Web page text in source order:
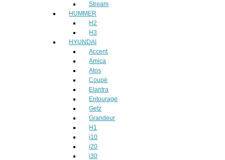
Stream
HUMMER
H2
H3
HYUNDAI
Accent
Amica
Atos
Coupé
Elantra
Entourage
Getz
Grandeur
H1
i10
i20
i30